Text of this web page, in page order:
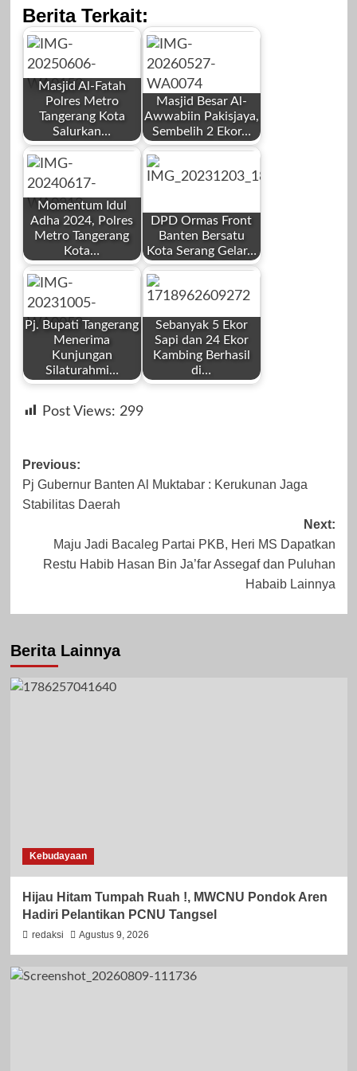
Berita Terkait:
Masjid Al-Fatah
Polres Metro
Tangerang Kota
Salurkan…
by
Redaksi
Juni 6, 2025
Masjid Besar Al-
Awwabiin Pakisjaya,
Sembelih 2 Ekor…
by
Redaksi
Mei 27, 2026
Momentum Idul
Adha 2024, Polres
Metro Tangerang
Kota…
by
Redaksi
Juni 17, 2024
DPD Ormas Front
Banten Bersatu
Kota Serang Gelar…
by
Redaksi
Desember 3, 2023
Pj. Bupati Tangerang
Menerima
Kunjungan
Silaturahmi…
Redaksi
Sebanyak 5 Ekor
Sapi dan 24 Ekor
Kambing Berhasil
di…
Redaksi
Post Views: 299
Post
navigation
Previous:
Pj Gubernur Banten Al Muktabar : Kerukunan Jaga
Stabilitas Daerah
Next:
Maju Jadi Bacaleg Partai PKB, Heri MS Dapatkan
Restu Habib Hasan Bin Ja’far Assegaf dan Puluhan
Habaib Lainnya
Berita Lainnya
Kebudayaan
Hijau Hitam Tumpah Ruah !, MWCNU Pondok Aren
Hadiri Pelantikan PCNU Tangsel
redaksi Agustus 9, 2026